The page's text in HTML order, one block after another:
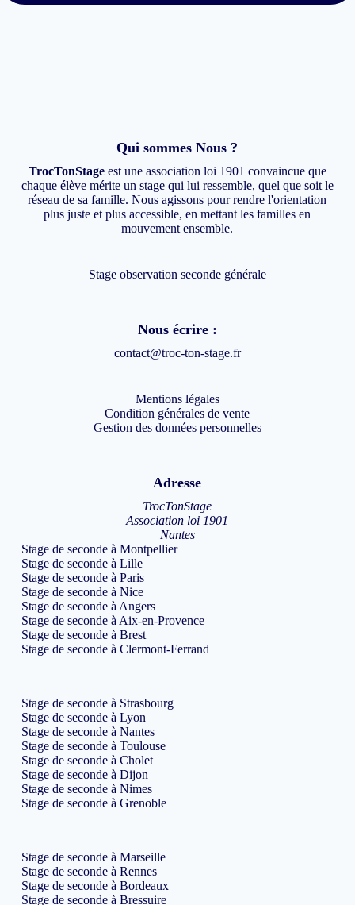
Qui sommes Nous ?
TrocTonStageest une association loi 1901 convaincue que
chaque élève mérite un stage qui lui ressemble, quel que soit le
réseau de sa famille. Nous agissons pour rendre l'orientation
plus juste et plus accessible, en mettant les familles en
mouvement ensemble.
Stage observation seconde générale
Nous écrire :
contact@troc-ton-stage.fr
Mentions légales
Condition générales de vente
Gestion des données personnelles
Adresse
TrocTonStage
Association loi 1901
Nantes
Stage de seconde à Montpellier
Stage de seconde à Lille
Stage de seconde à Paris
Stage de seconde à Nice
Stage de seconde à Angers
Stage de seconde à Aix-en-Provence
Stage de seconde à Brest
Stage de seconde à Clermont-Ferrand
Stage de seconde à Strasbourg
Stage de seconde à Lyon
Stage de seconde à Nantes
Stage de seconde à Toulouse
Stage de seconde à Cholet
Stage de seconde à Dijon
Stage de seconde à Nimes
Stage de seconde à Grenoble
Stage de seconde à Marseille
Stage de seconde à Rennes
Stage de seconde à Bordeaux
Stage de seconde à Bressuire